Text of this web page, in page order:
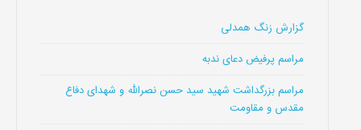
گزارش زنگ همدلی
مراسم پرفیض دعای ندبه
مراسم بزرگداشت شهید سید حسن نصرالله و شهدای دفاع
مقدس و مقاومت